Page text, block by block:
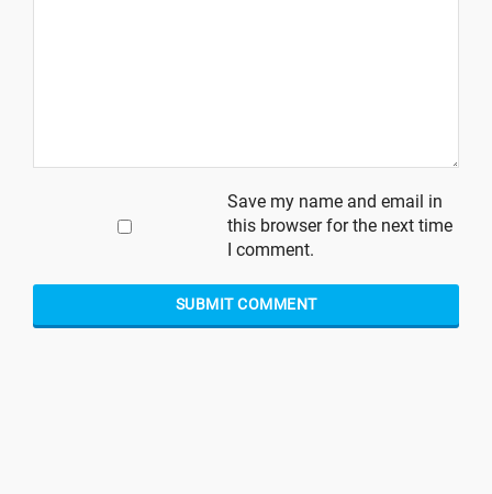
Save my name and email in
this browser for the next time
I comment.